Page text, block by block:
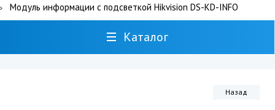
Модуль информации с подсветкой Hikvision DS-KD-INFO
Каталог
Назад